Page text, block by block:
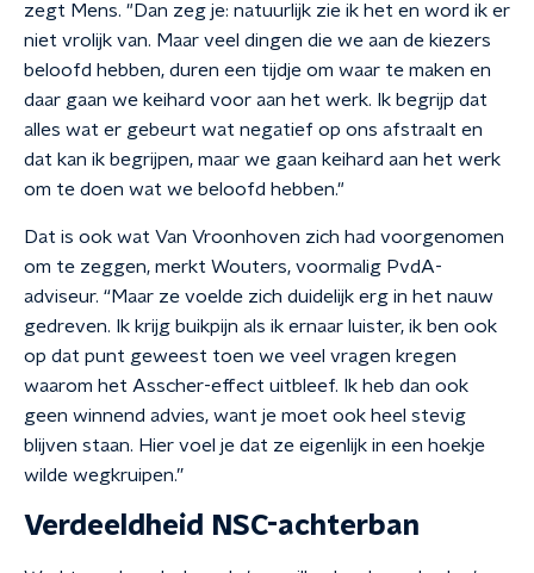
zegt Mens. "Dan zeg je: natuurlijk zie ik het en word ik er
niet vrolijk van. Maar veel dingen die we aan de kiezers
beloofd hebben, duren een tijdje om waar te maken en
daar gaan we keihard voor aan het werk. Ik begrijp dat
alles wat er gebeurt wat negatief op ons afstraalt en
dat kan ik begrijpen, maar we gaan keihard aan het werk
om te doen wat we beloofd hebben."
Dat is ook wat Van Vroonhoven zich had voorgenomen
om te zeggen, merkt Wouters, voormalig PvdA-
adviseur. “Maar ze voelde zich duidelijk erg in het nauw
gedreven. Ik krijg buikpijn als ik ernaar luister, ik ben ook
op dat punt geweest toen we veel vragen kregen
waarom het Asscher-effect uitbleef. Ik heb dan ook
geen winnend advies, want je moet ook heel stevig
blijven staan. Hier voel je dat ze eigenlijk in een hoekje
wilde wegkruipen.”
Verdeeldheid NSC-achterban